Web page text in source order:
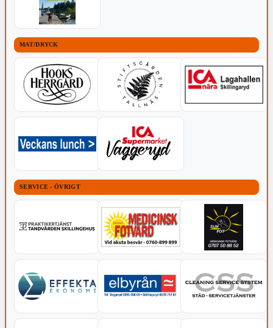
MAT/DRYCK
SERVICE - ÖVRIGT